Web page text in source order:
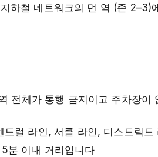
하철 네트워크의 먼 역 (존
전체가 통행 금지이고 주차장이
트럴 라인, 서클 라인, 디스트릭
분 이내 거리입니다